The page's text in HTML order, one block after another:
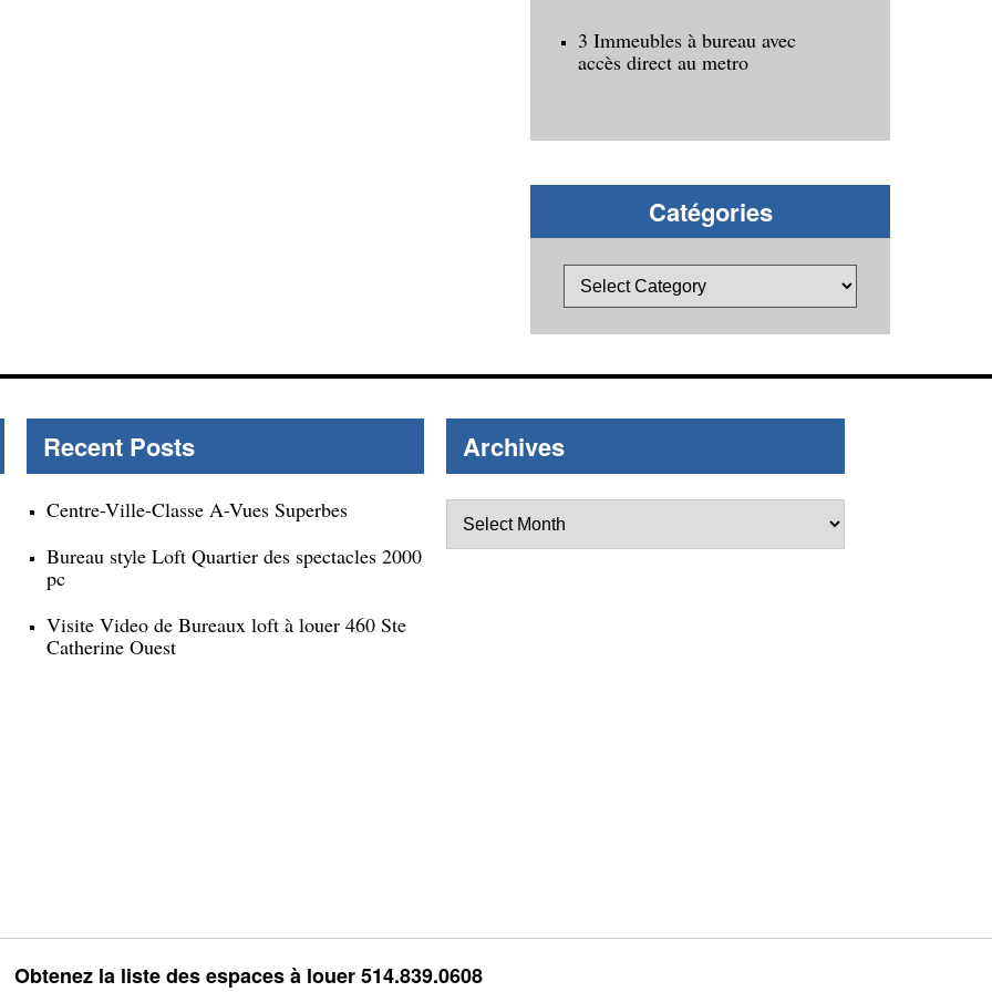
3 Immeubles à bureau avec
accès direct au metro
Catégories
Recent Posts
Centre-Ville-Classe A-Vues Superbes
Bureau style Loft Quartier des spectacles 2000
pc
Visite Video de Bureaux loft à louer 460 Ste
Catherine Ouest
Archives
Obtenez la liste des espaces à louer 514.839.0608